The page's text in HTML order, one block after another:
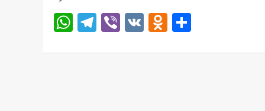
WhatsApp
Telegram
Viber
VK